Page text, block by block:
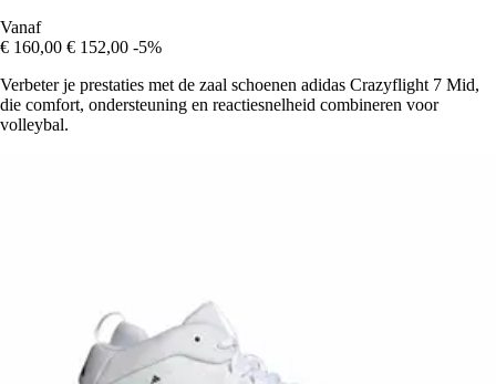
Vanaf
€ 160,00 € 152,00 -5%
Verbeter je prestaties met de zaal schoenen adidas Crazyflight 7 Mid,
die comfort, ondersteuning en reactiesnelheid combineren voor
volleybal.